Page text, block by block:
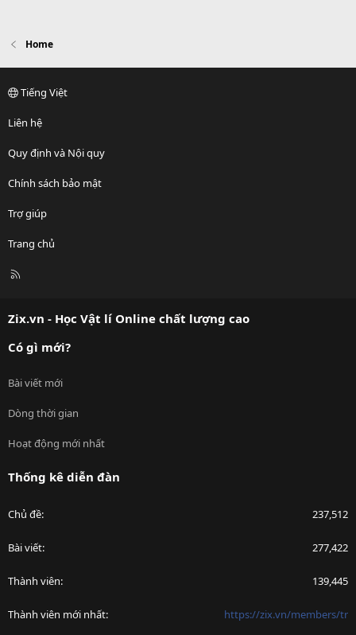
Home
Tiếng Việt
Liên hệ
Quy định và Nội quy
Chính sách bảo mật
Trợ giúp
Trang chủ
R
Zix.vn - Học Vật lí Online chất lượng cao
Có gì mới?
Bài viết mới
Dòng thời gian
Hoạt động mới nhất
Thống kê diễn đàn
Chủ đề 237,512
Bài viết 277,422
Thành viên 139,445
Thành viên mới nhất https://zix.vn/members/tr